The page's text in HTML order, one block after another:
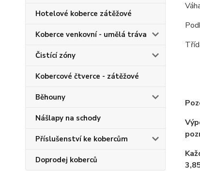
Hotelové koberce zátěžové
Koberce venkovní - umělá tráva
Čistící zóny
Kobercové čtverce - zátěžové
Běhouny
Nášlapy na schody
Příslušenství ke kobercům
Doprodej koberců